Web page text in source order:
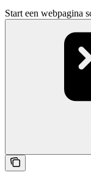
Start een webpagina